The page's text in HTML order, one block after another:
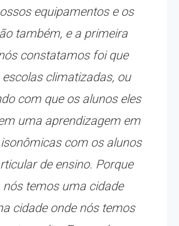
equipamentos e os
também, e a primeira
constatamos foi que
climatizadas, ou
com que os alunos eles
uma aprendizagem em
com os alunos
de ensino. Porque
nós temos uma cidade
cidade onde nós temos